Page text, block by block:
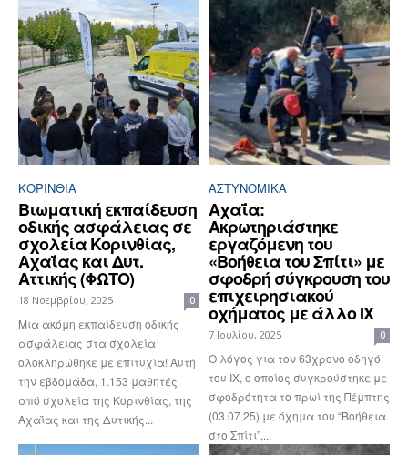
ΚΟΡΙΝΘΊΑ
Βιωματική εκπαίδευση
οδικής ασφάλειας σε
σχολεία Κορινθίας,
Αχαΐας και Δυτ.
Αττικής (ΦΩΤΟ)
18 Νοεμβρίου, 2025 0
Μια ακόμη εκπαίδευση οδικής
ασφάλειας στα σχολεία
ολοκληρώθηκε με επιτυχία! Αυτή
την εβδομάδα, 1.153 μαθητές
από σχολεία της Κορινθίας, της
Αχαΐας και της Δυτικής...
ΑΣΤΥΝΟΜΙΚΆ
Αχαΐα:
Ακρωτηριάστηκε
εργαζόμενη του
«Βοήθεια του Σπίτι» με
σφοδρή σύγκρουση του
επιχειρησιακού
οχήματος με άλλο ΙΧ
7 Ιουλίου, 2025 0
Ο λόγος για τον 63χρονο οδηγό
του ΙΧ, ο οποίος συγκρούστηκε με
σφοδρότητα το πρωί της Πέμπτης
(03.07.25) με όχημα του “Βοήθεια
στο Σπίτι”,...